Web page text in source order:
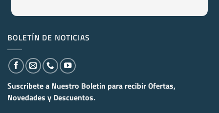
BOLETÍN DE NOTICIAS
Suscribete a Nuestro Boletin para recibirOfertas,
Novedades y Descuentos.